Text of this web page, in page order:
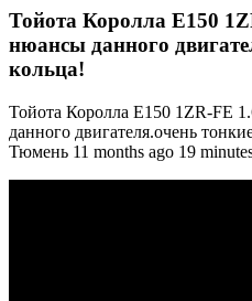
Тойота Королла Е150
нюансы данного
кольца!
Тойота Королла Е150 1ZR-FE
данного двигателя.очень
Тюмень 11 months ago 19